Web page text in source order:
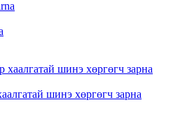
шинэ хөргөгч зарна